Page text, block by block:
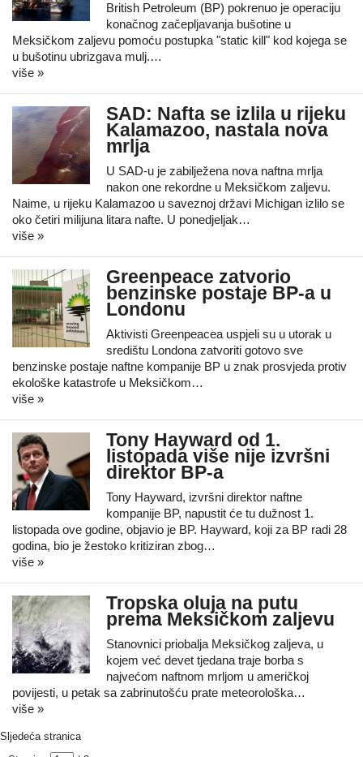
British Petroleum (BP) pokrenuo je operaciju
konačnog začepljavanja bušotine u
Meksičkom zaljevu pomoću postupka "static kill" kod kojega se
u bušotinu ubrizgava mulj.…
više »
SAD: Nafta se izlila u rijeku
Kalamazoo, nastala nova
mrlja
U SAD-u je zabilježena nova naftna mrlja
nakon one rekordne u Meksičkom zaljevu.
Naime, u rijeku Kalamazoo u saveznoj državi Michigan izlilo se
oko četiri milijuna litara nafte. U ponedjeljak…
više »
Greenpeace zatvorio
benzinske postaje BP-a u
Londonu
Aktivisti Greenpeacea uspjeli su u utorak u
središtu Londona zatvoriti gotovo sve
benzinske postaje naftne kompanije BP u znak prosvjeda protiv
ekološke katastrofe u Meksičkom…
više »
Tony Hayward od 1.
listopada više nije izvršni
direktor BP-a
Tony Hayward, izvršni direktor naftne
kompanije BP, napustit će tu dužnost 1.
listopada ove godine, objavio je BP. Hayward, koji za BP radi 28
godina, bio je žestoko kritiziran zbog…
više »
Tropska oluja na putu
prema Meksičkom zaljevu
Stanovnici priobalja Meksičkog zaljeva, u
kojem već devet tjedana traje borba s
najvećom naftnom mrljom u američkoj
povijesti, u petak sa zabrinutošću prate meteorološka…
više »
Sljedeća stranica